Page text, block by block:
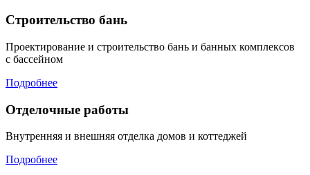
Строительство бань
Проектирование и строительство бань и банных комплексов
с бассейном
Подробнее
Отделочные работы
Внутренняя и внешняя отделка домов и коттеджей
Подробнее